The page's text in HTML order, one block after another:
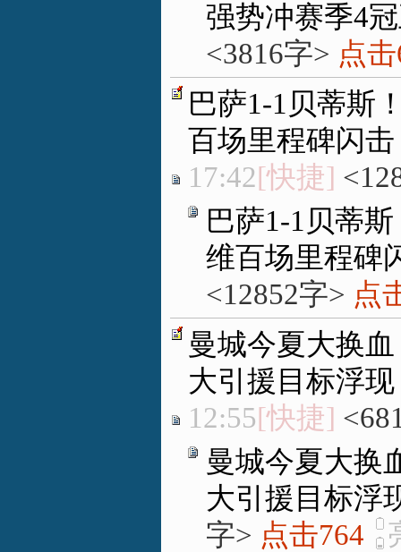
强势冲赛季4
<3816字> 点
巴萨1-1贝蒂斯
百场里程碑闪击
17:42[快捷]
巴萨1-1贝蒂
维百场里程碑
<12852字> 点
曼城今夏大换
大引援目标浮现
12:55[快捷]
曼城今夏大换
大引援目标浮
字> 点击764